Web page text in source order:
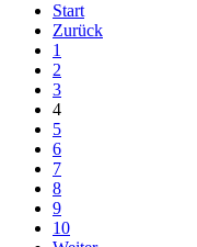
Start
Zurück
1
2
3
4
5
6
7
8
9
10